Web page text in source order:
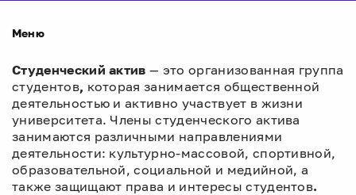
Меню
Студенческий актив — это организованная группа
студентов, которая занимается общественной
деятельностью и активно участвует в жизни
университета. Члены студенческого актива
занимаются различными направлениями
деятельности: культурно-массовой, спортивной,
образовательной, социальной и медийной, а
также защищают права и интересы студентов.